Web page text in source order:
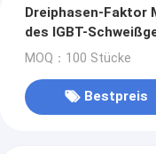
Dreiphasen-Faktor
des IGBT-
MOQ：100 Stücke
Bestpreis